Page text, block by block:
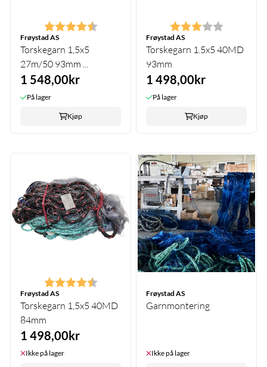
Karakter: 4.6 av 5 mulige
Frøystad AS
Torskegarn 1,5x5
27m/50 93mm ...
1 548,00kr
På lager
Kjøp
Karakter: 3.0 av 5
Frøystad AS
Torskegarn 1.5x5 40MD
93mm
1 498,00kr
På lager
Kjøp
Karakter: 4.5 av 5 mulige
Frøystad AS
Torskegarn 1,5x5 40MD
84mm
1 498,00kr
Ikke på lager
Frøystad AS
Garnmontering
Ikke på lager